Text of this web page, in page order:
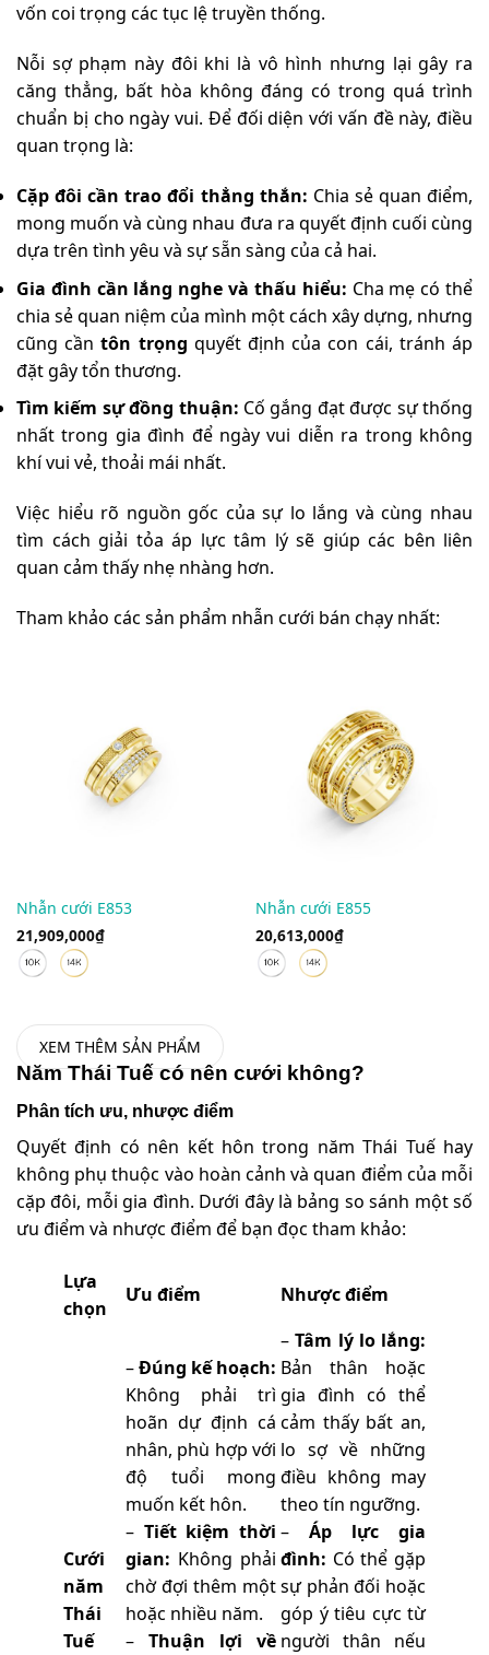
vốn coi trọng các tục lệ truyền thống.
Nỗi sợ phạm này đôi khi là vô hình nhưng lại gây ra
căng thẳng, bất hòa không đáng có trong quá trình
chuẩn bị cho ngày vui. Để đối diện với vấn đề này, điều
quan trọng là:
Cặp đôi cần trao đổi thẳng thắn: Chia sẻ quan điểm,
mong muốn và cùng nhau đưa ra quyết định cuối cùng
dựa trên tình yêu và sự sẵn sàng của cả hai.
Gia đình cần lắng nghe và thấu hiểu: Cha mẹ có thể
chia sẻ quan niệm của mình một cách xây dựng, nhưng
cũng cầntôn trọng quyết định của con cái, tránh áp
đặt gây tổn thương.
Tìm kiếm sự đồng thuận: Cố gắng đạt được sự thống
nhất trong gia đình để ngày vui diễn ra trong không
khí vui vẻ, thoải mái nhất.
Việc hiểu rõ nguồn gốc của sự lo lắng và cùng nhau
tìm cách giải tỏa áp lực tâm lý sẽ giúp các bên liên
quan cảm thấy nhẹ nhàng hơn.
Tham khảo các sản phẩm nhẫn cưới bán chạy nhất:
Nhẫn cưới E853
21,909,000₫
Nhẫn cưới E855
20,613,000₫
XEM THÊM SẢN PHẨM
Năm Thái Tuế có nên cưới không?
Phân tích ưu, nhược điểm
Quyết định có nên kết hôn trong năm Thái Tuế hay
không phụ thuộc vào hoàn cảnh và quan điểm của mỗi
cặp đôi, mỗi gia đình. Dưới đây là bảng so sánh một số
ưu điểm và nhược điểm để bạn đọc tham khảo:
Lựa
chọn
Ưu điểm Nhược điểm
Cưới
năm
Thái
Tuế
–Đúng kế hoạch:
Không phải trì
hoãn dự định cá
nhân, phù hợp với
độ tuổi mong
muốn kết hôn.
– Tiết kiệm thời
gian: Không phải
chờ đợi thêm một
hoặc nhiều năm.
– Thuận lợi về
–Tâm lý lo lắng:
Bản thân hoặc
gia đình có thể
cảm thấy bất an,
lo sợ về những
điều không may
theo tín ngưỡng.
– Áp lực gia
đình: Có thể gặp
sự phản đối hoặc
góp ý tiêu cực từ
người thân nếu